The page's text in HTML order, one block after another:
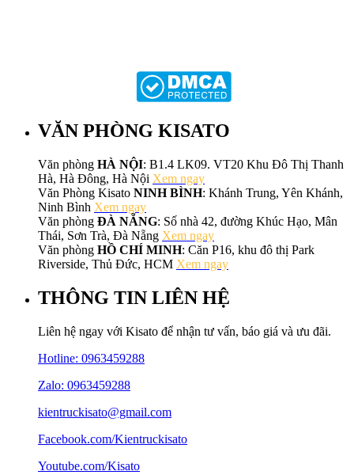
VĂN PHÒNG KISATO
Văn phòng HÀ NỘI: B1.4 LK09. VT20 Khu Đô Thị Thanh
Hà, Hà Đông, Hà Nội Xem ngay
Văn Phòng Kisato NINH BÌNH: Khánh Trung, Yên Khánh,
Ninh Bình Xem ngay
Văn phòng ĐÀ NẴNG: Số nhà 42, đường Khúc Hạo, Mân
Thái, Sơn Trà, Đà Nẵng Xem ngay
Văn phòng HỒ CHÍ MINH: Căn P16, khu đô thị Park
Riverside, Thủ Đức, HCM Xem ngay
THÔNG TIN LIÊN HỆ
Liên hệ ngay với Kisato để nhận tư vấn, báo giá và ưu đãi.
Hotline: 0963459288
Zalo: 0963459288
kientruckisato@gmail.com
Facebook.com/Kientruckisato
Youtube.com/Kisato